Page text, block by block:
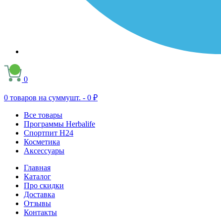
0
0 товаров на суммушт. - 0 ₽
Все товары
Программы Herbalife
Спортпит H24
Косметика
Аксессуары
Главная
Каталог
Про скидки
Доставка
Отзывы
Контакты